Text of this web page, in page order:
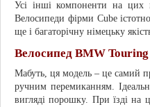
Усі інші компоненти на цих
Велосипеди фірми Cube
ще і багаторічну німецьку
Велосипед BMW
Мабуть, ця модель – це самий
ручним перемиканням.
вигляді порошку. При їзді на